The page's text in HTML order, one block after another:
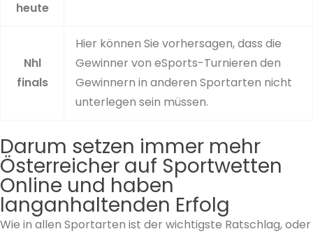
heute
Nhl
finals
Hier können Sie vorhersagen, dass die
Gewinner von eSports-Turnieren den
Gewinnern in anderen Sportarten nicht
unterlegen sein müssen.
Darum setzen immer mehr
Österreicher auf Sportwetten
Online und haben
langanhaltenden Erfolg
Wie in allen Sportarten ist der wichtigste Ratschlag, oder